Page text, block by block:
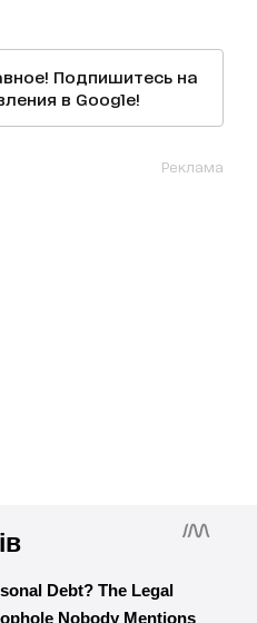
Подпишитесь на
в Google!
Реклама